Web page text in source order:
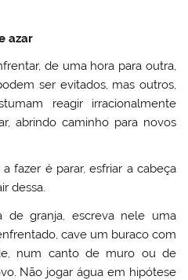
azar
de uma hora para outra,
ser evitados, mas outros,
reagir irracionalmente
abrindo caminho para novos
fazer é parar, esfriar a cabeça
dessa.
de granja, escreva nele uma
cave um buraco com
num canto de muro ou de
Não jogar água em hipótese